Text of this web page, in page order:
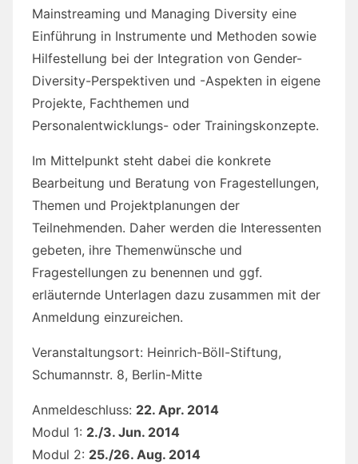
Mainstreaming und Managing Diversity eine
Einführung in Instrumente und Methoden sowie
Hilfestellung bei der Integration von Gender-
Diversity-Perspektiven und -Aspekten in eigene
Projekte, Fachthemen und
Personalentwicklungs- oder Trainingskonzepte.
Im Mittelpunkt steht dabei die konkrete
Bearbeitung und Beratung von Fragestellungen,
Themen und Projektplanungen der
Teilnehmenden. Daher werden die Interessenten
gebeten, ihre Themenwünsche und
Fragestellungen zu benennen und ggf.
erläuternde Unterlagen dazu zusammen mit der
Anmeldung einzureichen.
Veranstaltungsort: Heinrich-Böll-Stiftung,
Schumannstr. 8, Berlin-Mitte
Anmeldeschluss: 22. Apr. 2014
Modul 1: 2./3. Jun. 2014
Modul 2: 25./26. Aug. 2014